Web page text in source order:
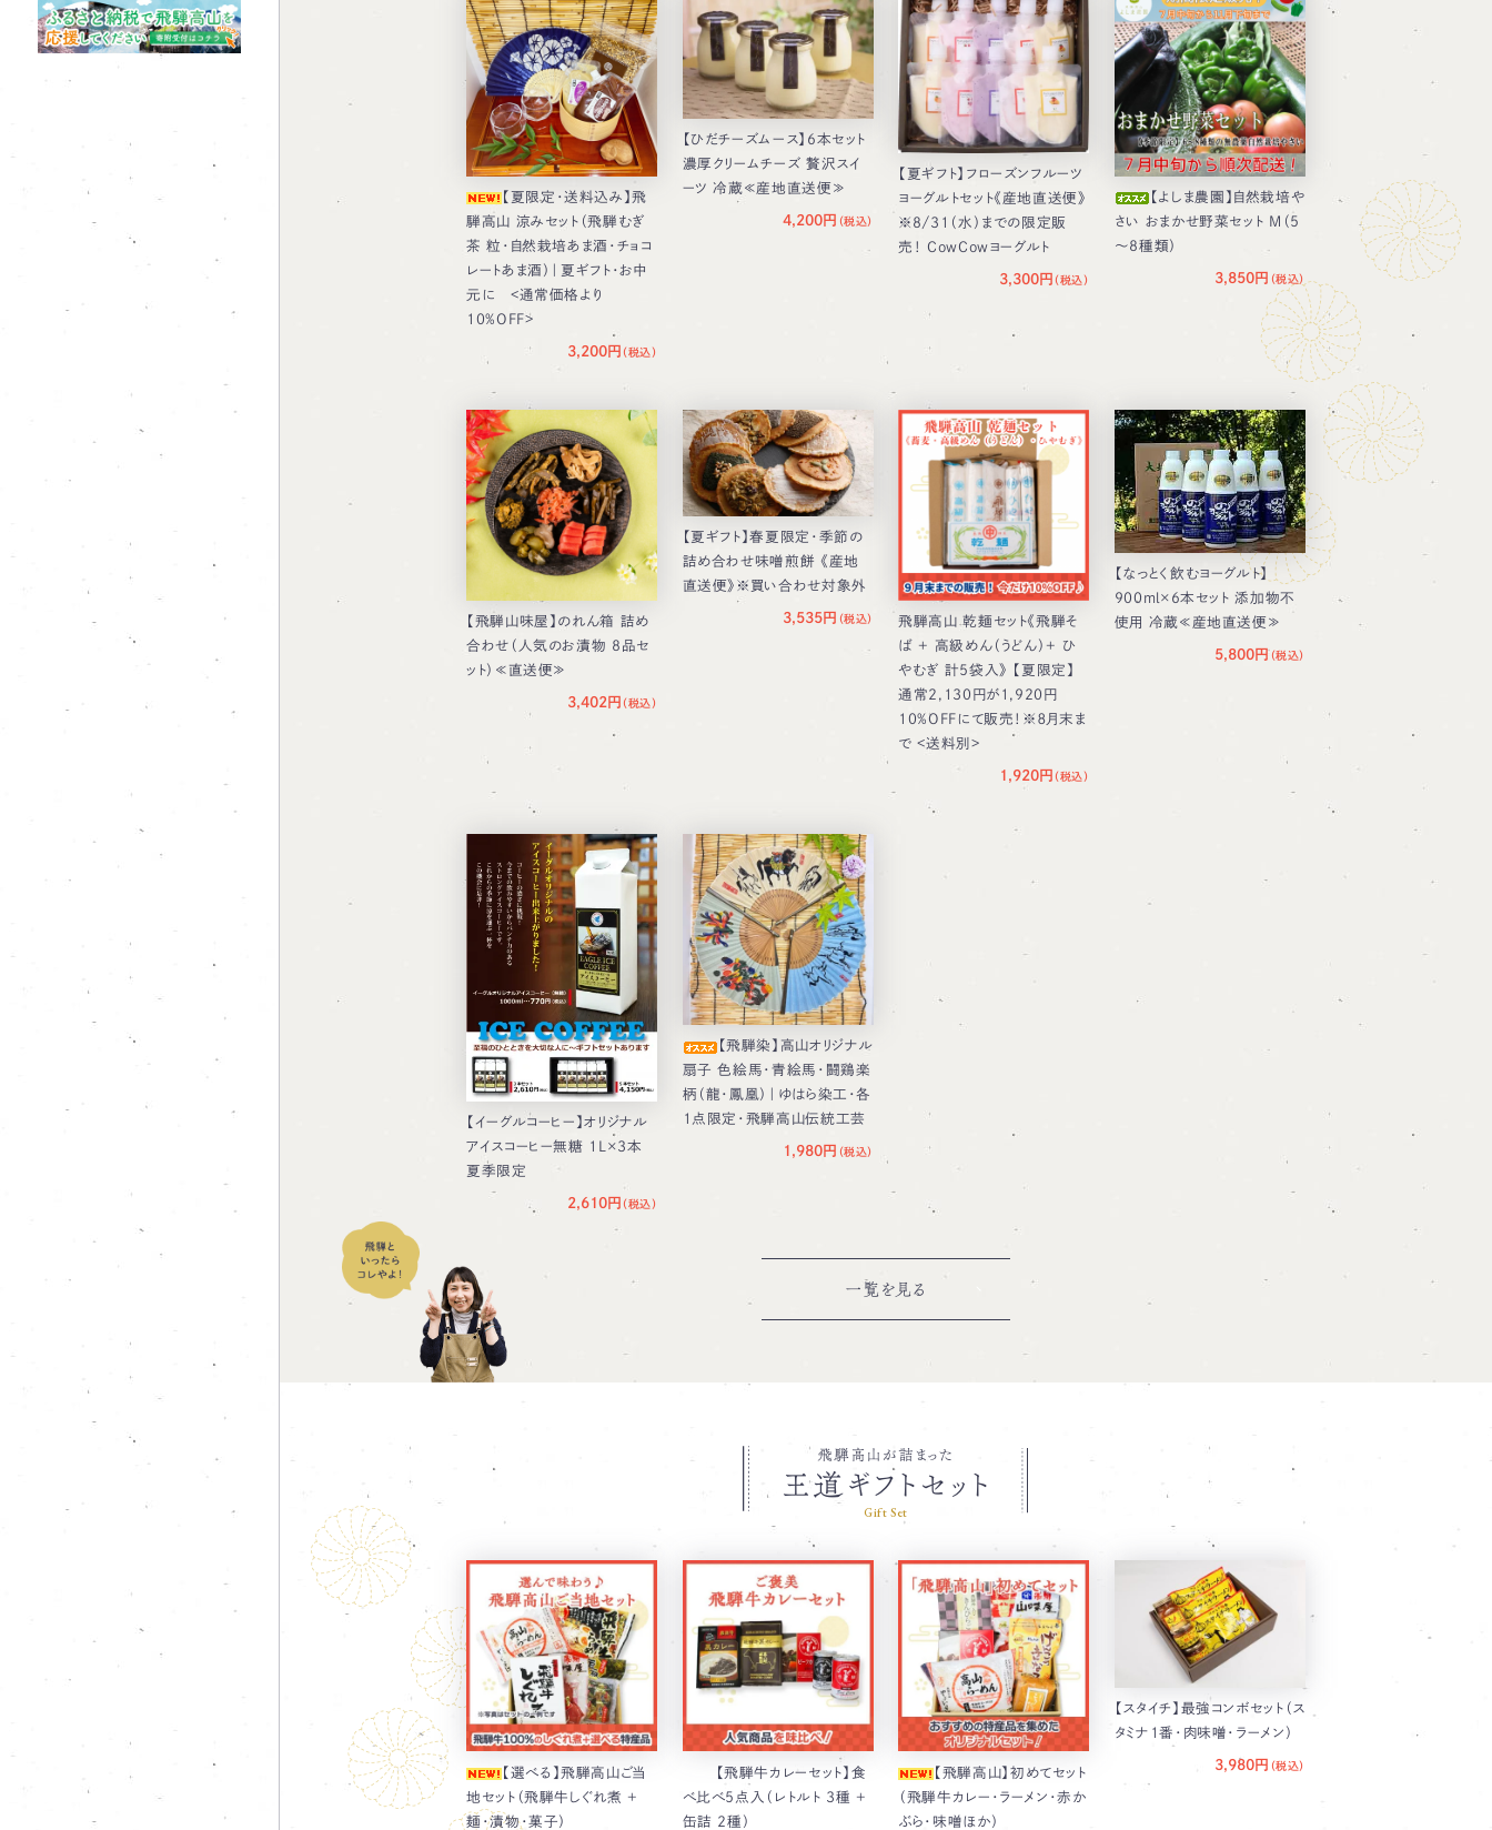
【夏限定・送料込み】飛
騨高山 涼みセット（飛騨むぎ
茶 粒・自然栽培あま酒・チョコ
レートあま酒）｜夏ギフト・お中
元に <通常価格より
10％OFF>
3,200円
【ひだチーズムース】6本セット
濃厚クリームチーズ 贅沢スイ
ーツ 冷蔵≪産地直送便≫
4,200円
【夏ギフト】フローズンフルーツ
ヨーグルトセット《産地直送便》
※8/31（水）までの限定販
売！ CowCowヨーグルト
3,300円
【よしま農園】自然栽培や
さい おまかせ野菜セット M（5
～8種類）
3,850円
【飛騨山味屋】のれん箱 詰め
合わせ（人気のお漬物 8品セ
ット）≪直送便≫
3,402円
【夏ギフト】春夏限定・季節の
詰め合わせ味噌煎餅 《産地
直送便》※買い合わせ対象外
3,535円
飛騨高山 乾麺セット《飛騨そ
ば ＋ 高級めん（うどん）＋ ひ
やむぎ 計5袋入》 【夏限定】
通常2,130円が1,920円
10％OFFにて販売！※８月末ま
で <送料別>
1,920円
【なっとく飲むヨーグルト】
900ml×6本セット 添加物不
使用 冷蔵≪産地直送便≫
5,800円
【イーグルコーヒー】オリジナル
アイスコーヒー無糖 1L×3本
夏季限定
2,610円
【飛騨染】高山オリジナル
扇子 色絵馬・青絵馬・闘鶏楽
柄（龍・鳳凰）｜ゆはら染工・各
1点限定・飛騨高山伝統工芸
1,980円
一覧を見る
飛騨高山が詰まった
王道ギフトセット
Gift Set
【選べる】飛騨高山ご当
地セット（飛騨牛しぐれ煮 ＋
麺・漬物・菓子）
【飛騨牛カレーセット】食
べ比べ5点入（レトルト 3種 ＋
缶詰 2種）
【飛騨高山】初めてセット
（飛騨牛カレー・ラーメン・赤か
ぶら・味噌ほか）
【スタイチ】最強コンボセット（ス
タミナ1番・肉味噌・ラーメン）
3,980円